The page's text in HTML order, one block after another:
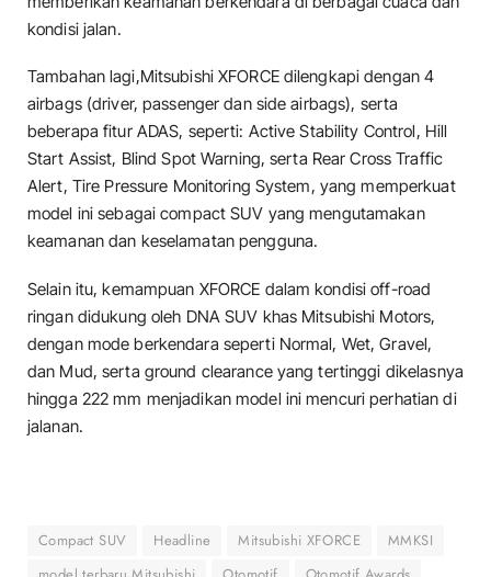
kondisi jalan.
Tambahan lagi,Mitsubishi XFORCE dilengkapi dengan 4
airbags (driver, passenger dan side airbags), serta
beberapa fitur ADAS, seperti: Active Stability Control, Hill
Start Assist, Blind Spot Warning, serta Rear Cross Traffic
Alert, Tire Pressure Monitoring System, yang memperkuat
model ini sebagai compact SUV yang mengutamakan
keamanan dan keselamatan pengguna.
Selain itu, kemampuan XFORCE dalam kondisi off-road
ringan didukung oleh DNA SUV khas Mitsubishi Motors,
dengan mode berkendara seperti Normal, Wet, Gravel,
dan Mud, serta ground clearance yang tertinggi dikelasnya
hingga 222 mm menjadikan model ini mencuri perhatian di
jalanan.
Compact SUV Headline Mitsubishi XFORCE
MMKSI